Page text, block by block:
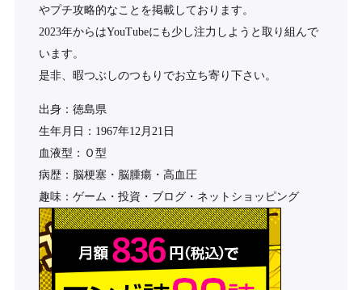
やプチ攻略的なことを掲載しております。
2023年からはYouTubeにも少し注力しようと取り組んで
います。
是非、暇つぶしのつもりでお立ち寄り下さい。
出身：徳島県
生年月日：1967年12月21日
血液型：Ｏ型
病歴：脳梗塞・脳腫瘍・高血圧
趣味：ゲーム・投資・ブログ・ネットショッピング